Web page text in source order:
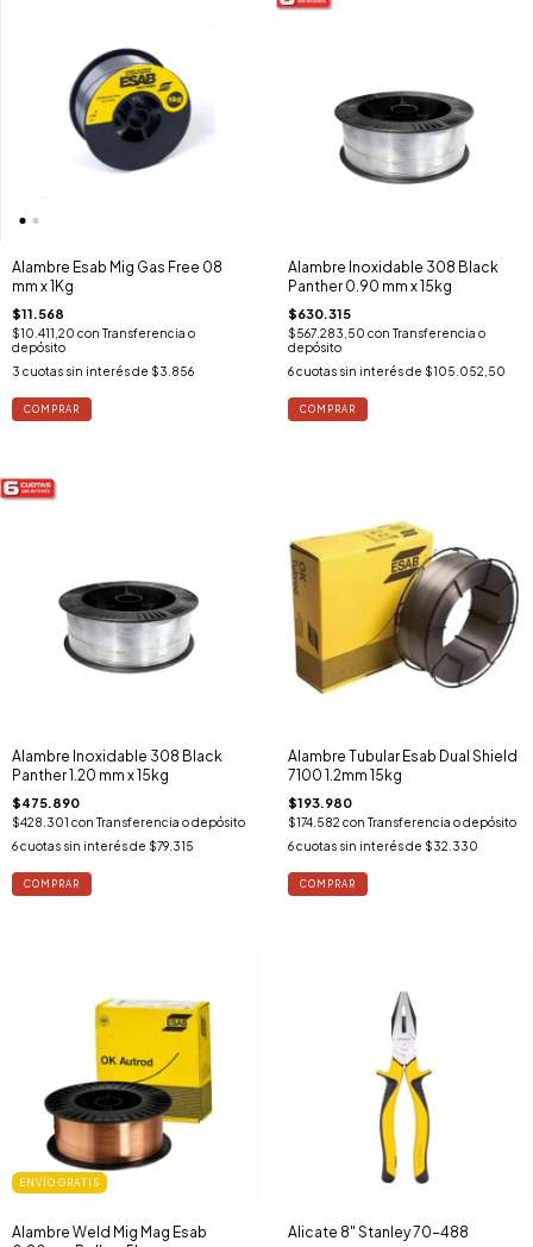
Alambre Esab Mig Gas Free 08
mm x 1Kg
$11.568
$10.411,20 con Transferencia o
depósito
3 cuotas sin interés de $3.856
Alambre Inoxidable 308 Black
Panther 0.90 mm x 15kg
$630.315
$567.283,50 con Transferencia o
depósito
6 cuotas sin interés de $105.052,50
Alambre Inoxidable 308 Black
Panther 1.20 mm x 15kg
$475.890
$428.301 con Transferencia o depósito
6cuotas sin interés de $79.315
Alambre Tubular Esab Dual Shield
7100 1.2mm 15kg
$193.980
$174.582 con Transferencia o depósito
6 cuotas sin interés de $32.330
ENVÍO GRATIS
Alambre Weld Mig Mag Esab
Alicate 8" Stanley 70-488